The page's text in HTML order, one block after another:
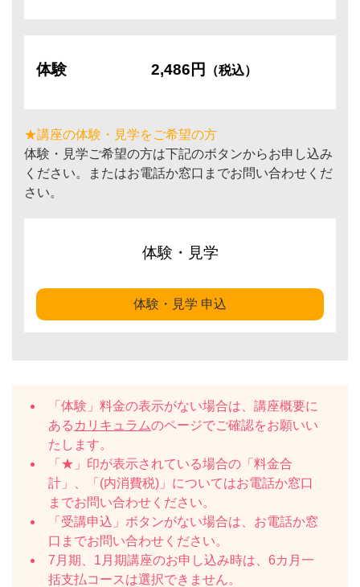
体験 2,486円 （税込）
★講座の体験・見学をご希望の方
体験・見学ご希望の方は下記のボタンからお申し込み
ください。またはお電話か窓口までお問い合わせくだ
さい。
体験・見学
体験・見学 申込
「体験」料金の表示がない場合は、講座概要に
ある カリキュラムのページでご確認をお願いい
たします。
「★」印が表示されている場合の「料金合
計」、「(内消費税)」についてはお電話か窓口
までお問い合わせください。
「受講申込」ボタンがない場合は、お電話か窓
口までお問い合わせください。
7月期、1月期講座のお申し込み時は、6カ月一
括支払コースは選択できません。